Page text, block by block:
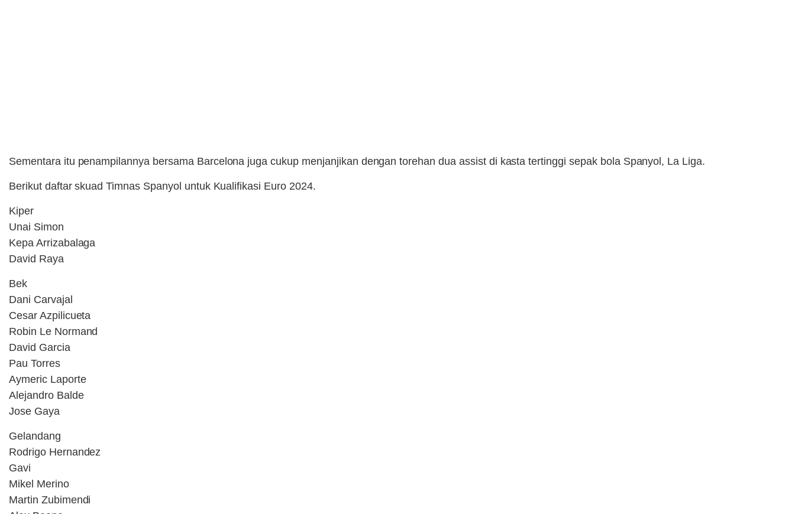
Sementara itu penampilannya bersama Barcelona juga cukup menjanjikan dengan torehan dua assist di kasta tertinggi sepak bola Spanyol, La Liga.
Berikut daftar skuad Timnas Spanyol untuk Kualifikasi Euro 2024.
Kiper
Unai Simon
Kepa Arrizabalaga
David Raya
Bek
Dani Carvajal
Cesar Azpilicueta
Robin Le Normand
David Garcia
Pau Torres
Aymeric Laporte
Alejandro Balde
Jose Gaya
Gelandang
Rodrigo Hernandez
Gavi
Mikel Merino
Martin Zubimendi